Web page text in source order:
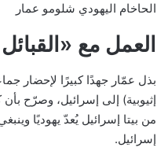
الحاخام اليهودي شلومو عمار
العمل مع
بذل عمّار جهدًا كبيرًا لإحضار
إثيوبية) إلى إسرائيل، وصرّح
من بيتا إسرائيل يُعدّ يهوديًا
إسرائيل.